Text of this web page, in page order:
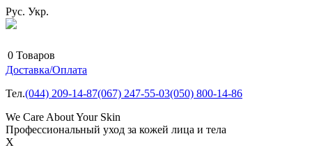
Рус. Укр.
0 Товаров
Доставка/Оплата
Тел.(044) 209-14-87(067) 247-55-03(050) 800-14-86
We Care About Your Skin
Профессиональный уход за кожей лица и тела
X